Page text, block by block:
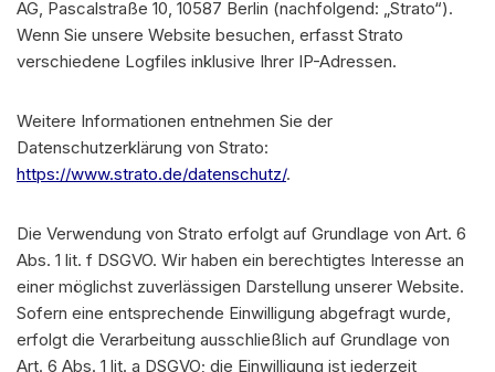
AG, Pascalstraße 10, 10587 Berlin (nachfolgend: „Strato“).
Wenn Sie unsere Website besuchen, erfasst Strato
verschiedene Logfiles inklusive Ihrer IP-Adressen.
Weitere Informationen entnehmen Sie der
Datenschutzerklärung von Strato:
https://www.strato.de/datenschutz/.
Die Verwendung von Strato erfolgt auf Grundlage von Art. 6
Abs. 1 lit. f DSGVO. Wir haben ein berechtigtes Interesse an
einer möglichst zuverlässigen Darstellung unserer Website.
Sofern eine entsprechende Einwilligung abgefragt wurde,
erfolgt die Verarbeitung ausschließlich auf Grundlage von
Art. 6 Abs. 1 lit. a DSGVO; die Einwilligung ist jederzeit